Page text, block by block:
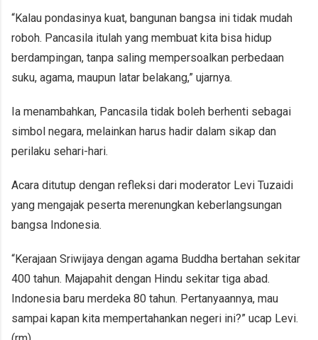
“Kalau pondasinya kuat, bangunan bangsa ini tidak mudah
roboh. Pancasila itulah yang membuat kita bisa hidup
berdampingan, tanpa saling mempersoalkan perbedaan
suku, agama, maupun latar belakang,” ujarnya.
Ia menambahkan, Pancasila tidak boleh berhenti sebagai
simbol negara, melainkan harus hadir dalam sikap dan
perilaku sehari-hari.
Acara ditutup dengan refleksi dari moderator Levi Tuzaidi
yang mengajak peserta merenungkan keberlangsungan
bangsa Indonesia.
“Kerajaan Sriwijaya dengan agama Buddha bertahan sekitar
400 tahun. Majapahit dengan Hindu sekitar tiga abad.
Indonesia baru merdeka 80 tahun. Pertanyaannya, mau
sampai kapan kita mempertahankan negeri ini?” ucap Levi.